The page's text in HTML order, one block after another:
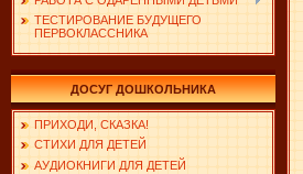
ТЕСТИРОВАНИЕ БУДУЩЕГО
ПЕРВОКЛАССНИКА
ДОСУГ ДОШКОЛЬНИКА
ПРИХОДИ, СКАЗКА!
СТИХИ ДЛЯ ДЕТЕЙ
АУДИОКНИГИ ДЛЯ ДЕТЕЙ